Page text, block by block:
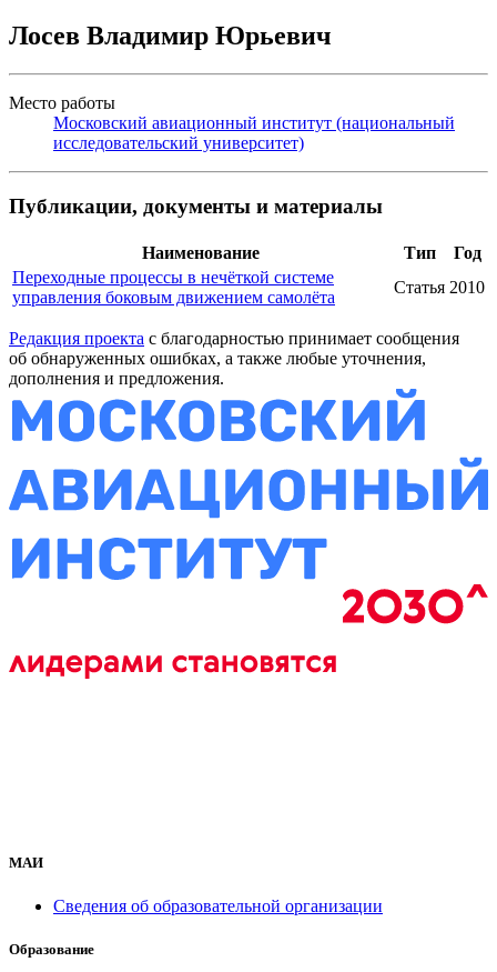
Лосев Владимир Юрьевич
Место работы
Московский авиационный институт (национальный
исследовательский университет)
Публикации, документы и материалы
Наименование Тип
Год
Переходные процессы в нечёткой системе
управления боковым движением самолёта
Статья 2010
Редакция проекта с благодарностью принимает сообщения
об обнаруженных ошибках, а также любые уточнения,
дополнения и предложения.
МАИ
Сведения об образовательной организации
Образование